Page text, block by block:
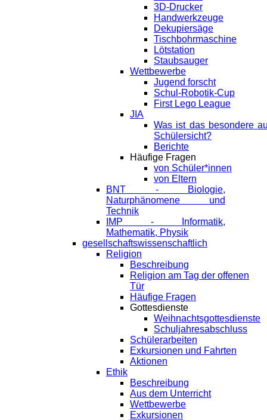
3D-Drucker
Handwerkzeuge
Dekupiersäge
Tischbohrmaschine
Lötstation
Staubsauger
Wettbewerbe
Jugend forscht
Schul-Robotik-Cup
First Lego League
JIA
Was ist das besondere
Schülersicht?
Berichte
Häufige Fragen
von Schüler*innen
von Eltern
BNT - Biologie,
Naturphänomene und
Technik
IMP - Informatik,
Mathematik, Physik
gesellschaftswissenschaftlich
Religion
Beschreibung
Religion am Tag der offenen
Tür
Häufige Fragen
Gottesdienste
Weihnachtsgottesdienste
Schuljahresabschluss
Schülerarbeiten
Exkursionen und Fahrten
Aktionen
Ethik
Beschreibung
Aus dem Unterricht
Wettbewerbe
Exkursionen